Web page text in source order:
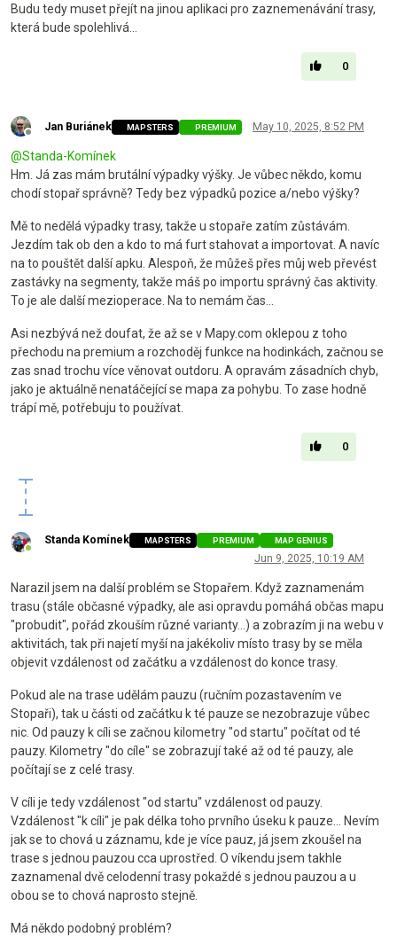
Budu tedy muset přejít na jinou aplikaci pro zaznemenávání trasy,
která bude spolehlivá...
0
Jan Buriánek MAPSTERS PREMIUM May 10, 2025, 8:52 PM
@Standa-Komínek
Hm. Já zas mám brutální výpadky výšky. Je vůbec někdo, komu
chodí stopař správně? Tedy bez výpadků pozice a/nebo výšky?
Mě to nedělá výpadky trasy, takže u stopaře zatím zůstávám.
Jezdím tak ob den a kdo to má furt stahovat a importovat. A navíc
na to pouštět další apku. Alespoň, že můžeš přes můj web převést
zastávky na segmenty, takže máš po importu správný čas aktivity.
To je ale další mezioperace. Na to nemám čas...
Asi nezbývá než doufat, že až se v Mapy.com oklepou z toho
přechodu na premium a rozchoděj funkce na hodinkách, začnou se
zas snad trochu více věnovat outdoru. A opravám zásadních chyb,
jako je aktuálně nenatáčející se mapa za pohybu. To zase hodně
trápí mě, potřebuju to používat.
0
Standa Komínek MAPSTERS PREMIUM MAP GENIUS
Jun 9, 2025, 10:19 AM
Narazil jsem na další problém se Stopařem. Když zaznamenám
trasu (stále občasné výpadky, ale asi opravdu pomáhá občas mapu
"probudit", pořád zkouším různé varianty...) a zobrazím ji na webu v
aktivitách, tak při najetí myší na jakékoliv místo trasy by se měla
objevit vzdálenost od začátku a vzdálenost do konce trasy.
Pokud ale na trase udělám pauzu (ručním pozastavením ve
Stopaři), tak u části od začátku k té pauze se nezobrazuje vůbec
nic. Od pauzy k cíli se začnou kilometry "od startu" počítat od té
pauzy. Kilometry "do cíle" se zobrazují také až od té pauzy, ale
počítají se z celé trasy.
V cíli je tedy vzdálenost "od startu" vzdálenost od pauzy.
Vzdálenost "k cíli" je pak délka toho prvního úseku k pauze... Nevím
jak se to chová u záznamu, kde je více pauz, já jsem zkoušel na
trase s jednou pauzou cca uprostřed. O víkendu jsem takhle
zaznamenal dvě celodenní trasy pokaždé s jednou pauzou a u
obou se to chová naprosto stejně.
Má někdo podobný problém?